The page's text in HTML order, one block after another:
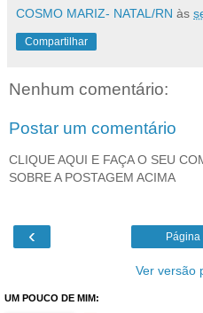
COSMO MARIZ- NATAL/RN às
Compartilhar
Nenhum comentário:
Postar um comentário
CLIQUE AQUI E FAÇA O SEU
SOBRE A POSTAGEM ACIMA
‹ Página
Ver versão
UM POUCO DE MIM: